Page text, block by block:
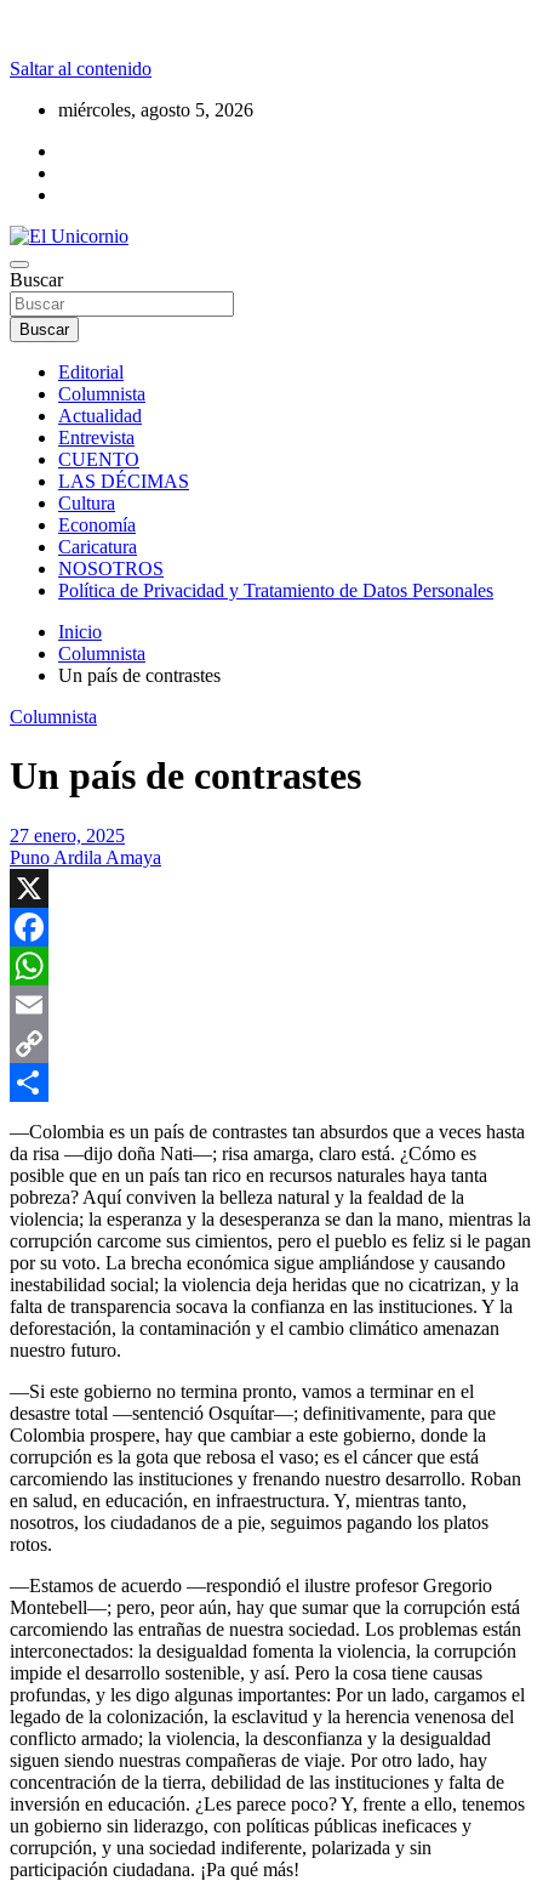
Saltar al contenido
miércoles, agosto 5, 2026
El Unicornio
La realidad supera la fantasía
Buscar
Buscar
Editorial
Columnista
Actualidad
Entrevista
CUENTO
LAS DÉCIMAS
Cultura
Economía
Caricatura
NOSOTROS
Política de Privacidad y Tratamiento de Datos Personales
Inicio
Columnista
Un país de contrastes
Columnista
Un país de contrastes
27 enero, 2025
Puno Ardila Amaya
X
Facebook
WhatsApp
Email
Copy
Link
Compartir
—Colombia es un país de contrastes tan absurdos que a veces hasta
da risa —dijo doña Nati—; risa amarga, claro está. ¿Cómo es
posible que en un país tan rico en recursos naturales haya tanta
pobreza? Aquí conviven la belleza natural y la fealdad de la
violencia; la esperanza y la desesperanza se dan la mano, mientras la
corrupción carcome sus cimientos, pero el pueblo es feliz si le pagan
por su voto. La brecha económica sigue ampliándose y causando
inestabilidad social; la violencia deja heridas que no cicatrizan, y la
falta de transparencia socava la confianza en las instituciones. Y la
deforestación, la contaminación y el cambio climático amenazan
nuestro futuro.
—Si este gobierno no termina pronto, vamos a terminar en el
desastre total —sentenció Osquítar—; definitivamente, para que
Colombia prospere, hay que cambiar a este gobierno, donde la
corrupción es la gota que rebosa el vaso; es el cáncer que está
carcomiendo las instituciones y frenando nuestro desarrollo. Roban
en salud, en educación, en infraestructura. Y, mientras tanto,
nosotros, los ciudadanos de a pie, seguimos pagando los platos
rotos.
—Estamos de acuerdo —respondió el ilustre profesor Gregorio
Montebell—; pero, peor aún, hay que sumar que la corrupción está
carcomiendo las entrañas de nuestra sociedad. Los problemas están
interconectados: la desigualdad fomenta la violencia, la corrupción
impide el desarrollo sostenible, y así. Pero la cosa tiene causas
profundas, y les digo algunas importantes: Por un lado, cargamos el
legado de la colonización, la esclavitud y la herencia venenosa del
conflicto armado; la violencia, la desconfianza y la desigualdad
siguen siendo nuestras compañeras de viaje. Por otro lado, hay
concentración de la tierra, debilidad de las instituciones y falta de
inversión en educación. ¿Les parece poco? Y, frente a ello, tenemos
un gobierno sin liderazgo, con políticas públicas ineficaces y
corrupción, y una sociedad indiferente, polarizada y sin
participación ciudadana. ¡Pa qué más!